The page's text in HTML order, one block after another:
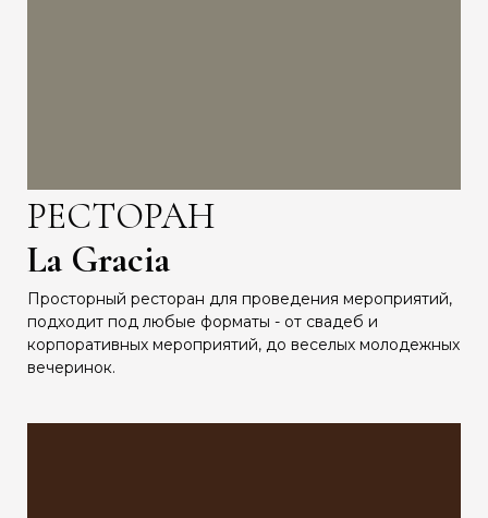
РЕСТОРАН
La Gracia
Просторный ресторан для проведения мероприятий,
подходит под любые форматы - от свадеб и
корпоративных мероприятий, до веселых молодежных
вечеринок.